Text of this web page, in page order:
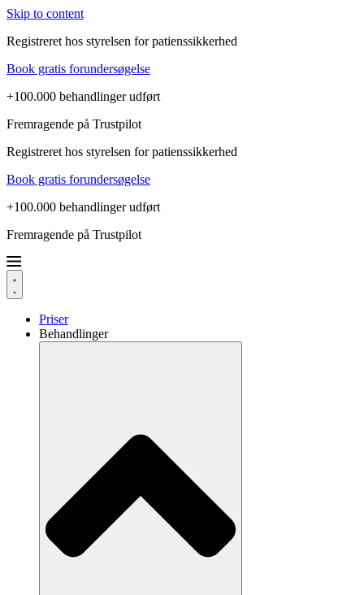
Skip to content
Registreret hos styrelsen for patienssikkerhed
Book gratis forundersøgelse
+100.000 behandlinger udført
Fremragende på Trustpilot
Registreret hos styrelsen for patienssikkerhed
Book gratis forundersøgelse
+100.000 behandlinger udført
Fremragende på Trustpilot
Priser
Behandlinger